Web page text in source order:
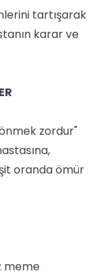
tartışarak
karar ve
zordur"
oranda ömür
meme